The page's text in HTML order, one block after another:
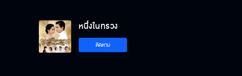
หนึ่งในทรวง
ติดตาม